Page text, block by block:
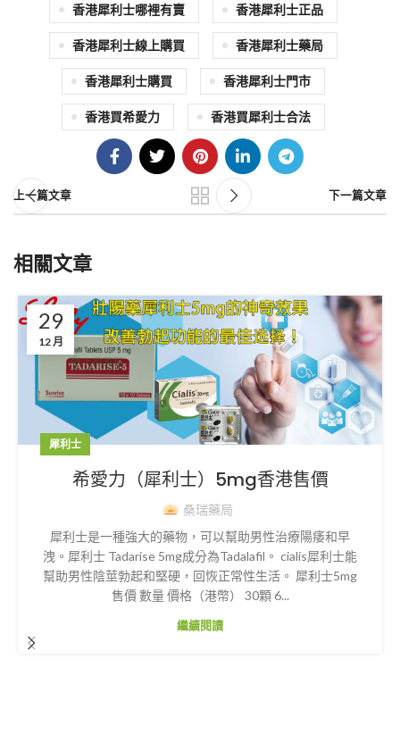
香港犀利士哪裡有賣 香港犀利士正品
香港犀利士線上購買 香港犀利士藥局
香港犀利士購買 香港犀利士門市
香港買希愛力 香港買犀利士合法
上一篇文章 下一篇文章
相關文章
29
12 月
犀利士
希愛力（犀利士）5mg香港售價
桑瑞藥局
犀利士是一種強大的藥物，可以幫助男性治療陽痿和早
洩。犀利士 Tadarise 5mg成分為Tadalafil。 cialis犀利士能
幫助男性陰莖勃起和堅硬，回恢正常性生活。 犀利士5mg
售價 數量 價格（港幣） 30顆 6...
繼續閱讀